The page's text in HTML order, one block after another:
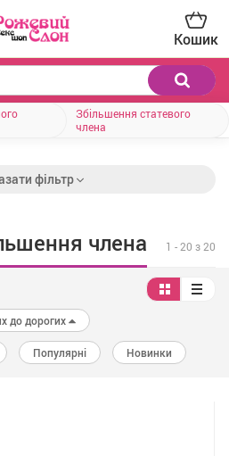
Кошик
Збільшення статевого
члена
фільтр
члена 1 -20 з 20
до дорогих
Популярні Новинки